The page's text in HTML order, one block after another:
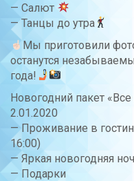
— Салют
— Танцы до утра
Мы приготовили
останутся
года!
Новогодний пакет
2.01.2020
— Проживание в
16:00)
— Яркая новогодняя
— Подарки